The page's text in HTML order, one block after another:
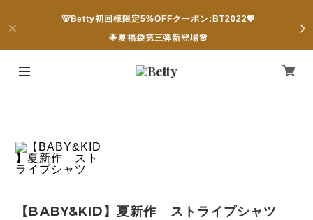
🐻Betty初回様限定5%OFFクーポン:BT2022💖
🌟夏福袋第三弾新登場🌸
【BABY&KID】夏新作 ストライプシャツ